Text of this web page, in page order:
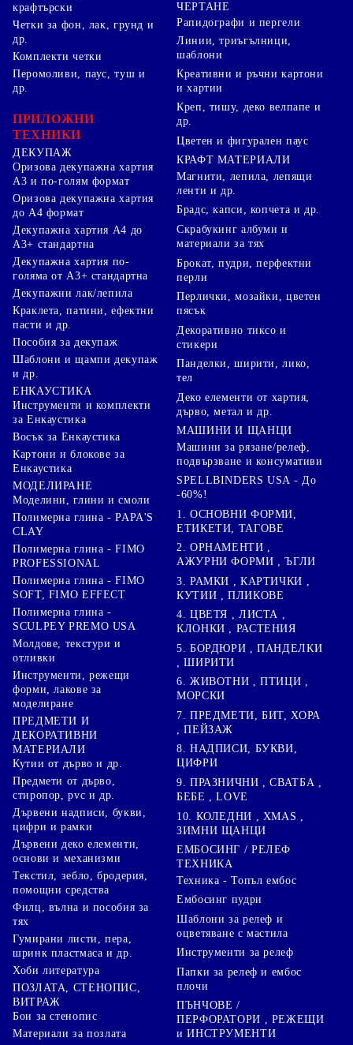
крафтърски
Четки за фон, лак, грунд и
др.
Комплекти четки
ЧЕРТАНЕ
Рапидографи и пергели
Линии, триъгълници,
шаблони
Перомоливи, паус, туш и
др.
ПРИЛОЖНИ
ТЕХНИКИ
ДЕКУПАЖ
Оризова декупажна хартия
А3 и по-голям формат
Оризова декупажна хартия
до А4 формат
Декупажна хартия А4 до
А3+ стандартна
Декупажна хартия по-
голяма от А3+ стандартна
Декупажни лак/лепила
Краклета, патини, ефектни
пасти и др.
Пособия за декупаж
Шаблони и щампи декупаж
и др.
ЕНКАУСТИКА
Инструменти и комплекти
за Енкаустика
Восък за Енкаустика
Картони и блокове за
Енкаустика
МОДЕЛИРАНЕ
Моделини, глини и смоли
Полимерна глина - PAPA'S
CLAY
Полимерна глина - FIMO
PROFESSIONAL
Полимерна глина - FIMO
SOFT, FIMO EFFECT
Полимерна глина -
SCULPEY PREMO USA
Молдове, текстури и
отливки
Инструменти, режещи
форми, лакове за
моделиране
ПРЕДМЕТИ И
ДЕКОРАТИВНИ
МАТЕРИАЛИ
Кутии от дърво и др.
Предмети от дърво,
стиропор, pvc и др.
Дървени надписи, букви,
цифри и рамки
Дървени деко елементи,
основи и механизми
Текстил, зебло, бродерия,
помощни средства
Филц, вълна и пособия за
тях
Гумирани листи, пера,
шринк пластмаса и др.
Хоби литература
ПОЗЛАТА, СТЕНОПИС,
ВИТРАЖ
Бои за стенопис
Материали за позлата
Креативни и ръчни картони
и хартии
Креп, тишу, деко велпапе и
др.
Цветен и фигурален паус
КРАФТ МАТЕРИАЛИ
Магнити, лепила, лепящи
ленти и др.
Брадс, капси, копчета и др.
Скрабукинг албуми и
материали за тях
Брокат, пудри, перфектни
перли
Перлички, мозайки, цветен
пясък
Декоративно тиксо и
стикери
Панделки, ширити, лико,
тел
Деко елементи от хартия,
дърво, метал и др.
МАШИНИ И ЩАНЦИ
Машини за рязане/релеф,
подвързване и консумативи
SPELLBINDERS USA - До
-60%!
1. ОСНОВНИ ФОРМИ,
ЕТИКЕТИ, ТАГОВЕ
2. ОРНАМЕНТИ ,
АЖУРНИ ФОРМИ , ЪГЛИ
3. РАМКИ , КАРТИЧКИ ,
КУТИИ , ПЛИКОВЕ
4. ЦВЕТЯ , ЛИСТА ,
КЛОНКИ , РАСТЕНИЯ
5. БОРДЮРИ , ПАНДЕЛКИ
, ШИРИТИ
6. ЖИВОТНИ , ПТИЦИ ,
МОРСКИ
7. ПРЕДМЕТИ, БИТ, ХОРА
, ПЕЙЗАЖ
8. НАДПИСИ, БУКВИ,
ЦИФРИ
9. ПРАЗНИЧНИ , СВАТБА ,
БЕБЕ , LOVE
10. КОЛЕДНИ , XMAS ,
ЗИМНИ ЩАНЦИ
ЕМБОСИНГ / РЕЛЕФ
ТЕХНИКА
Техника - Топъл ембос
Ембосинг пудри
Шаблони за релеф и
оцветяване с мастила
Инструменти за релеф
Папки за релеф и ембос
плочи
ПЪНЧОВЕ /
ПЕРФОРАТОРИ , РЕЖЕЩИ
и ИНСТРУМЕНТИ